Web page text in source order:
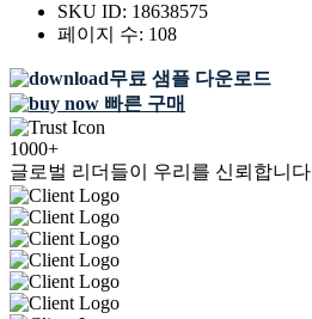
SKU ID: 18638575
페이지 수: 108
무료 샘플 다운로드
빠른 구매
1000+
글로벌 리더들이 우리를 신뢰합니다